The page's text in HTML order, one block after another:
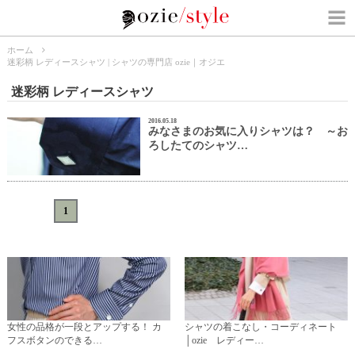
ホーム
迷彩柄 レディースシャツ | シャツの専門店 ozie｜オジエ
迷彩柄 レディースシャツ
2016.05.18
みなさまのお気に入りシャツは？ ～お
ろしたてのシャツ…
1
女性の品格が一段とアップする！ カ
フスボタンのできる…
シャツの着こなし・コーディネート
│ozie レディー…